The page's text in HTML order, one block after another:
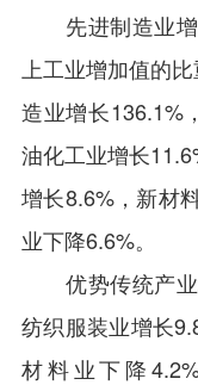
先进制造业增
上工业增加值的
造业增长136.1%
油化工业增长
增长8.6%，新材
业下降6.6%。
优势传统产业
纺织服装业增长
材料业下降